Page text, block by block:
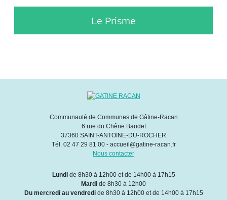
Le Prisme
Communauté de Communes de Gâtine-Racan
6 rue du Chêne Baudet
37360 SAINT-ANTOINE-DU-ROCHER
Tél. 02 47 29 81 00 - accueil@gatine-racan.fr
Nous contacter
Lundide 8h30 à 12h00 et de 14h00 à 17h15
Mardi de 8h30 à 12h00
Du mercredi au vendredide 8h30 à 12h00 et de 14h00 à 17h15